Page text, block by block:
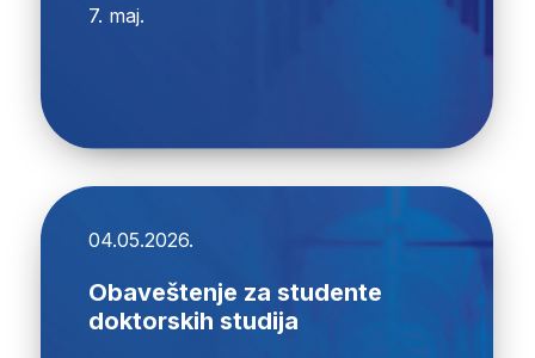
7. maj.
04.05.2026.
Obaveštenje za studente
doktorskih studija